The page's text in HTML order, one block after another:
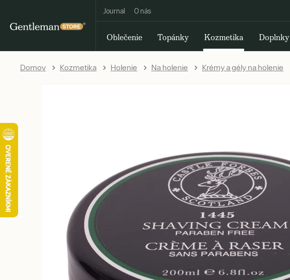
Journal O nás
Oblečenie Topánky Kozmetika Doplnky
Domov Kozmetika Holenie Na holenie Krémy a gély na holenie